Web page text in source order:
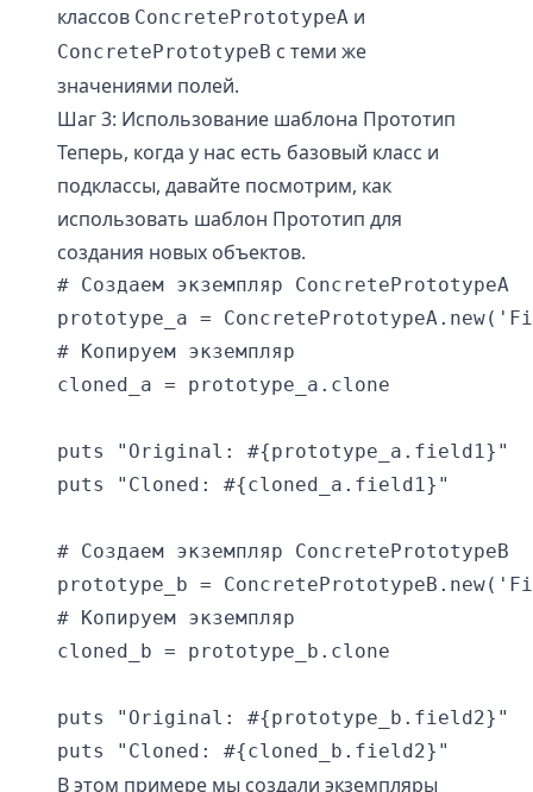
классов ConcretePrototypeA и
ConcretePrototypeB с теми же
значениями полей.
Шаг 3: Использование шаблона Прототип
Теперь, когда у нас есть базовый класс и
подклассы, давайте посмотрим, как
использовать шаблон Прототип для
создания новых объектов.
# Создаем экземпляр ConcretePrototypeA
prototype_a =
# Копируем экземпляр
cloned_a = prototype_a.clone
puts "Original: #{prototype_a.field1}"
puts "Cloned: #{cloned_a.field1}"
# Создаем экземпляр ConcretePrototypeB
prototype_b =
# Копируем экземпляр
cloned_b = prototype_b.clone
puts "Original: #{prototype_b.field2}"
В этом примере мы создали экземпляры